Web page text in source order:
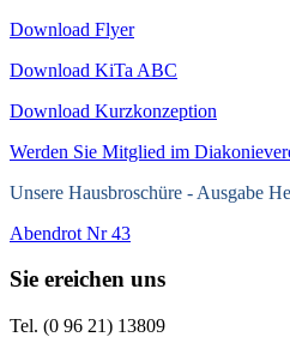
Download Flyer
Download KiTa ABC
Download Kurzkonzeption
Werden Sie Mitglied im
Unsere Hausbroschüre - Ausgabe
Abendrot Nr 43
Sie ereichen uns
Tel. (0 96 21) 13809